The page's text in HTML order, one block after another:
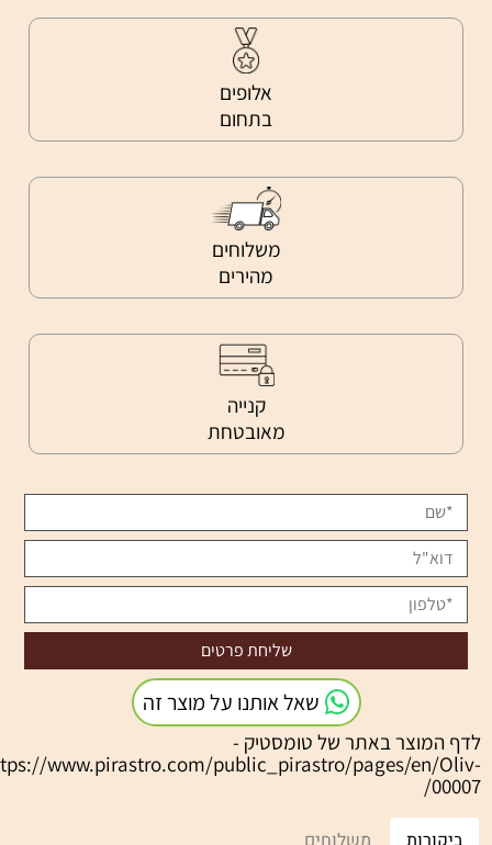
אלופים
בתחום
משלוחים
מהירים
קנייה
מאובטחת
שאל אותנו על מוצר זה
המוצר באתר של טומסטיק -
https://www.pirastro.com/public_pirastro/pages/en/